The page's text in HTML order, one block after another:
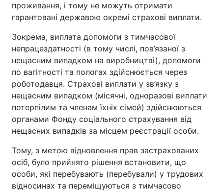
проживання, і тому не можуть отримати
гарантовані державою окремі страхові виплати.
Зокрема, виплата допомоги з тимчасової
непрацездатності (в тому числі, пов’язаної з
нещасним випадком на виробництві), допомоги
по вагітності та пологах здійснюється через
роботодавця. Страхові виплати у зв’язку з
нещасним випадком (місячні, одноразові виплати
потерпілим та членам їхніх сімей) здійснюються
органами Фонду соціального страхування від
нещасних випадків за місцем реєстрації особи.
Тому, з метою відновлення прав застрахованих
осіб, було прийнято рішення встановити, що
особи, які перебувають (перебували) у трудових
відносинах та переміщуються з тимчасово